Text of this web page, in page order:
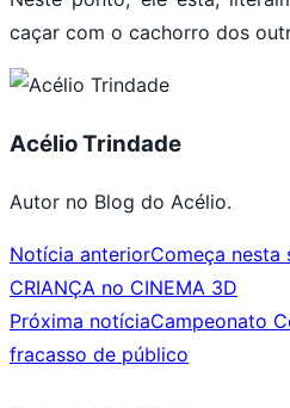
caçar com o cachorro dos
Acélio Trindade
Autor no Blog do Acélio.
Notícia anteriorComeça nesta
CRIANÇA no CINEMA 3D
Próxima notíciaCampeonato
fracasso de público